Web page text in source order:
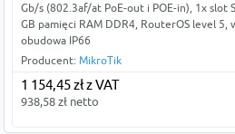
Gb/s (802.3af/at PoE-out i POE-in), 1x slot
GB pamięci RAM DDR4, RouterOS level
obudowa IP66
Producent: MikroTik
1 154,45 zł z VAT
938,58 zł netto